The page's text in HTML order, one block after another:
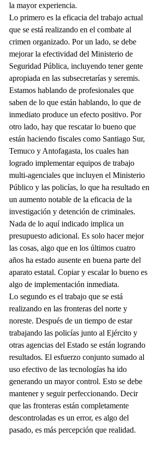
la mayor experiencia.
Lo primero es la eficacia del trabajo actual
que se está realizando en el combate al
crimen organizado. Por un lado, se debe
mejorar la efectividad del Ministerio de
Seguridad Pública, incluyendo tener gente
apropiada en las subsecretarías y seremis.
Estamos hablando de profesionales que
saben de lo que están hablando, lo que de
inmediato produce un efecto positivo. Por
otro lado, hay que rescatar lo bueno que
están haciendo fiscales como Santiago Sur,
Temuco y Antofagasta, los cuales han
logrado implementar equipos de trabajo
multi-agenciales que incluyen el Ministerio
Público y las policías, lo que ha resultado en
un aumento notable de la eficacia de la
investigación y detención de criminales.
Nada de lo aquí indicado implica un
presupuesto adicional. Es solo hacer mejor
las cosas, algo que en los últimos cuatro
años ha estado ausente en buena parte del
aparato estatal. Copiar y escalar lo bueno es
algo de implementación inmediata.
Lo segundo es el trabajo que se está
realizando en las fronteras del norte y
noreste. Después de un tiempo de estar
trabajando las policías junto al Ejército y
otras agencias del Estado se están logrando
resultados. El esfuerzo conjunto sumado al
uso efectivo de las tecnologías ha ido
generando un mayor control. Esto se debe
mantener y seguir perfeccionando. Decir
que las fronteras están completamente
descontroladas es un error, es algo del
pasado, es más percepción que realidad.